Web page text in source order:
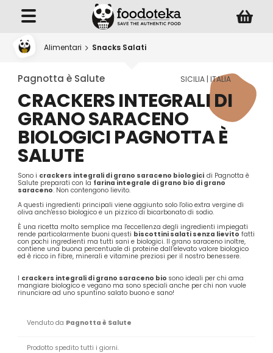
Alimentari Snacks Salati
Pagnotta è Salute SICILIA | ITALIA
CRACKERS INTEGRALI DI
GRANO SARACENO
BIOLOGICI PAGNOTTA È
SALUTE
Sono i crackers integrali di grano saraceno biologicidi Pagnotta è
Salute preparati con la farina integrale di grano bio di grano
saraceno. Non contengono lievito.
A questi ingredienti principali viene aggiunto solo l'olio extra vergine di
oliva anch'esso biologico e un pizzico di bicarbonato di sodio.
È una ricetta molto semplice ma l'eccellenza degli ingredienti impiegati
rende particolarmente buoni questi biscottini salati senza lievito fatti
con pochi ingredienti ma tutti sani e biologici. Il grano saraceno inoltre,
contiene una buona percentuale di proteine dall’elevato valore biologico
ed è ricco in fibre, minerali e vitamine preziosi per il nostro benessere.
I crackers integrali di grano saraceno bio sono ideali per chi ama
mangiare biologico e vegano ma sono speciali anche per chi non vuole
rinunciare ad uno spuntino salato buono e sano!
Venduto da Pagnotta è Salute
Prodotto spedito tutti i giorni.